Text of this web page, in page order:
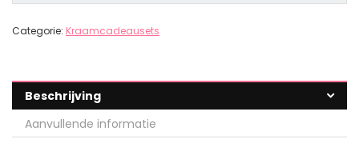
Categorie: Kraamcadeausets
Beschrijving
Aanvullende informatie